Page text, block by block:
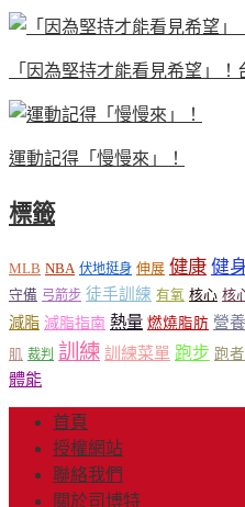
「因為堅持才能看見希望」
運動記得「慢慢來」！
標籤
MLB NBA 伏地挺身 伸展 健康 健
守備 弓箭步 徒手訓練 有氧 核心 核
減脂 減脂指南 熱量 燃燒脂肪 營養
肌 裁判 訓練 訓練菜單 跑步 跑者
體能
首頁
授權網站
聯絡我們
關於司博特